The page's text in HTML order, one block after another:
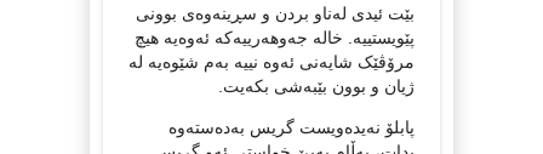
بێت ئیدی لەناو بردن و سڕینەوەی بوونی
پێویستییە. خالە جەوهەرییەکە ئەوەیە هیچ
مرۆڤێک شایەنی ئەوە نییە بەم شێوەیە لە
ژیان و بوون بێبەشی بکەیت.
پابلۆ نەیدەویست گریس بەدەستەوە